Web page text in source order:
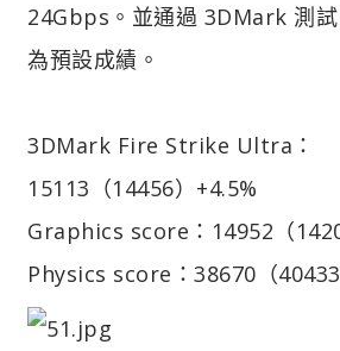
24Gbps。並通過 3DMark 測
為預設成績。
3DMark Fire Strike Ultra：
15113（14456）+4.5%
Graphics score：14952（
Physics score：38670（40433